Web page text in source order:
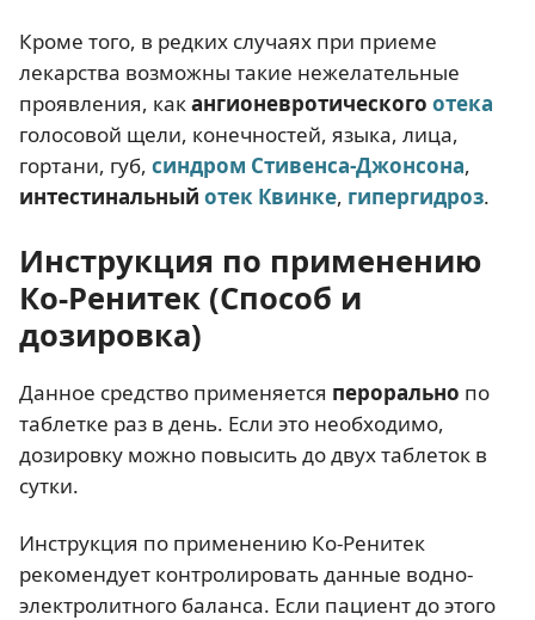
Кроме того, в редких случаях при приеме
лекарства возможны такие нежелательные
проявления, какангионевротического отека
голосовой щели, конечностей, языка, лица,
гортани, губ, синдром Стивенса-Джонсона,
интестинальный отек Квинке, гипергидроз.
Инструкция по применению
Ко-Ренитек (Способ и
дозировка)
Данное средство применяется перорально по
таблетке раз в день. Если это необходимо,
дозировку можно повысить до двух таблеток в
сутки.
Инструкция по применению Ко-Ренитек
рекомендует контролировать данные водно-
электролитного баланса. Если пациент до этого